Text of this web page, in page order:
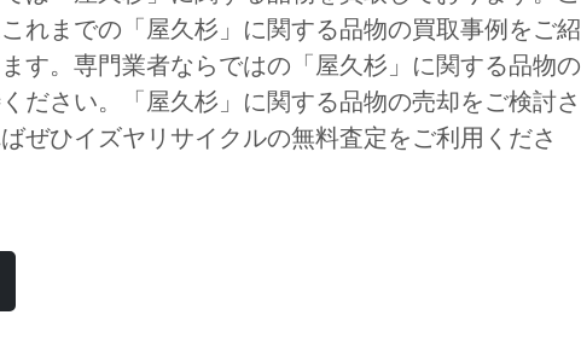
れまでの「屋久杉」に関する品物の買取事例をご紹
す。専門業者ならではの「屋久杉」に関する品物の
ださい。「屋久杉」に関する品物の売却をご検討さ
ぜひイズヤリサイクルの無料査定をご利用くださ